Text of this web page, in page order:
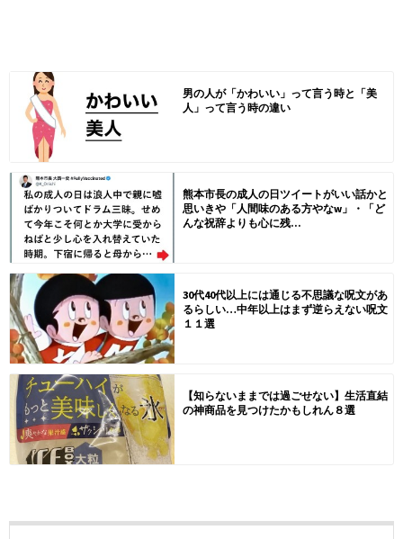
男の人が「かわいい」って言う時と「美
人」って言う時の違い
熊本市長の成人の日ツイートがいい話かと
思いきや「人間味のある方やなw」・「ど
んな祝辞よりも心に残...
30代40代以上には通じる不思議な呪文があ
るらしい…中年以上はまず逆らえない呪文
１１選
【知らないままでは過ごせない】生活直結
の神商品を見つけたかもしれん８選